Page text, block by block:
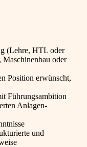
(Lehre, HTL oder
oder
Position erwünscht,
Führungsambition
Anlagen-
und